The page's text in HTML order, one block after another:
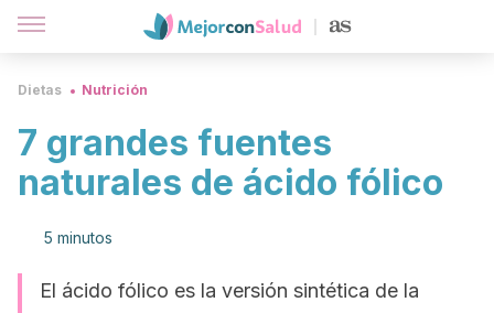
Dietas Nutrición
7 grandes fuentes
naturales de ácido fólico
5 minutos
El ácido fólico es la versión sintética de la